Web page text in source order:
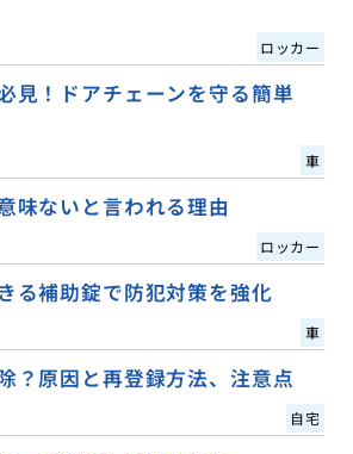
ロッカー
見！ドアチェーンを守る簡単
車
味ないと言われる理由
ロッカー
る補助錠で防犯対策を強化
車
？原因と再登録方法、注意点
自宅